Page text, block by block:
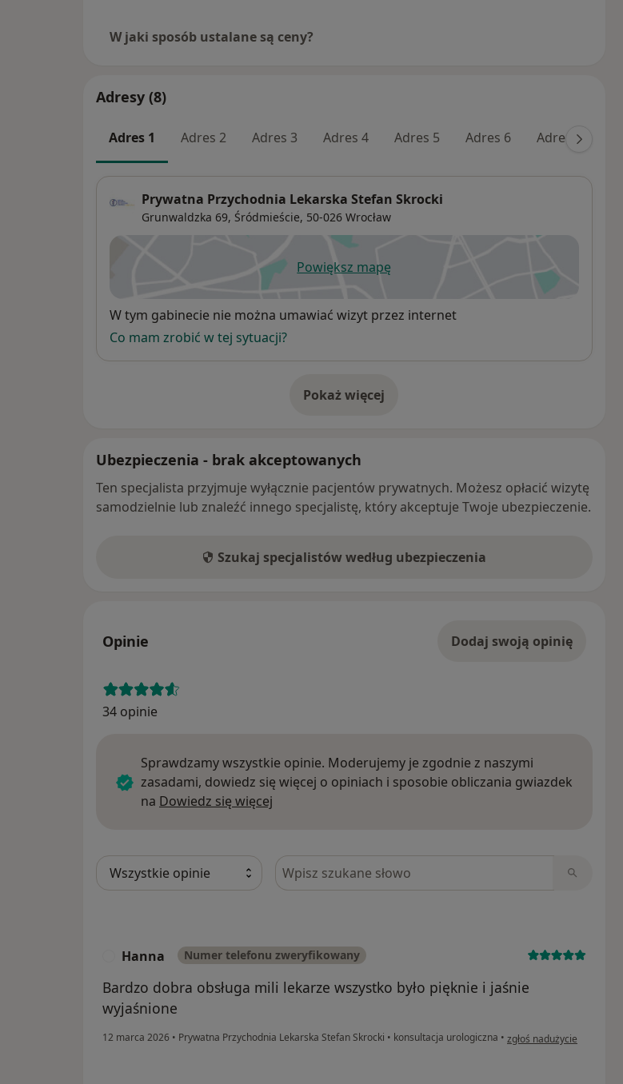
W jaki sposób ustalane są ceny?
Adresy (8)
Adres 1 Adres 2 Adres 3 Adres 4 Adres 5 Adres 6 Adres 7
Prywatna Przychodnia Lekarska Stefan Skrocki
Grunwaldzka 69, Śródmieście, 50-026 Wrocław
Powiększ mapęotwiera się w nowej karcie
Dostępność
W tym gabinecie nie można umawiać wizyt przez internet
Co mam zrobić w tej sytuacji?
Pokaż więcej
o adresie
Ubezpieczenia - brak akceptowanych
Ten specjalista przyjmuje wyłącznie pacjentów prywatnych. Możesz opłacić wizytę
samodzielnie lub znaleźć innego specjalistę, który akceptuje Twoje ubezpieczenie.
Szukaj specjalistów według ubezpieczenia
Opinie Dodaj swoją opinię
34 opinie
Sprawdzamy wszystkie opinie. Moderujemy je zgodnie z naszymi
zasadami, dowiedz się więcej o opiniach i sposobie obliczania gwiazdek
na Dowiedz się więcej
Szukaj w opiniach
Hanna Numer telefonu zweryfikowany
Bardzo dobra obsługa mili lekarze wszystko było pięknie i jaśnie
wyjaśnione
12 marca 2026 • Prywatna Przychodnia Lekarska Stefan Skrocki • konsultacja urologiczna • w opinii użytkownika Hanna
zgłoś nadużycie